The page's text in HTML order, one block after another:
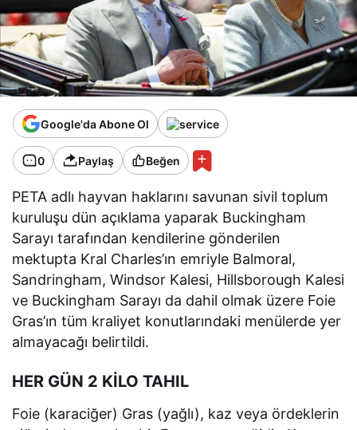
Google'da Abone Ol
0 Paylaş Beğen
PETA adlı hayvan haklarını savunan sivil toplum
kuruluşu dün açıklama yaparak Buckingham
Sarayı tarafından kendilerine gönderilen
mektupta Kral Charles’ın emriyle Balmoral,
Sandringham, Windsor Kalesi, Hillsborough Kalesi
ve Buckingham Sarayı da dahil olmak üzere Foie
Gras’ın tüm kraliyet konutlarındaki menülerde yer
almayacağı belirtildi.
HER GÜN 2 KİLO TAHIL
Foie (karaciğer) Gras (yağlı), kaz veya ördeklerin